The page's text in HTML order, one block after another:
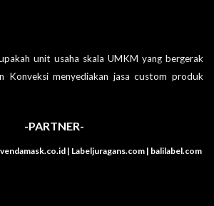
unit usaha skala UMKM yang bergerak
Konveksi menyediakan jasa custom produk
-PARTNER-
| Labeljuragans.com | balilabel.com